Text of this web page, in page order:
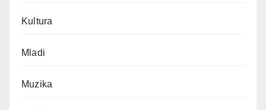
Kultura
Mladi
Muzika